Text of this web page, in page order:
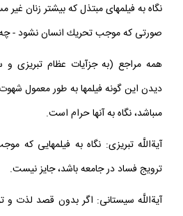
نگاه به فيلم‏هاى مبتذل كه بيشتر زنان غير
صورتى كه موجب تحريك انسان نشود -
همه مراجع (به جزآيات عظام تبريزى و
ديدن اين گونه فيلم‏ها به طور معمول شهوت
مى‏باشد، نگاه به آنها حرام است.
آيةاللَّه تبريزى: نگاه به فيلم‏هايى كه
ترويج فساد در جامعه باشد، جايز نيست.
آيةاللَّه سيستانى: اگر بدون قصد لذت و